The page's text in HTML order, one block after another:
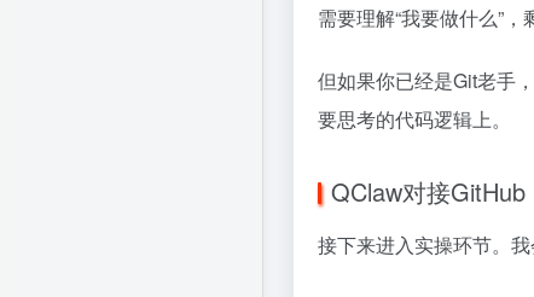
需要理解“我要做什么”，
但如果你已经是Git老手
要思考的代码逻辑上。
QClaw对接
接下来进入实操环节。